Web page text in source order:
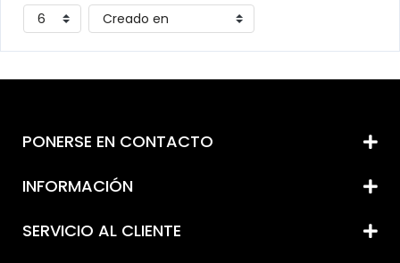
PONERSE EN CONTACTO
INFORMACIÓN
SERVICIO AL CLIENTE